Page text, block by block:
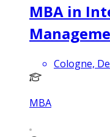
MBA in
Cologne,
MBA